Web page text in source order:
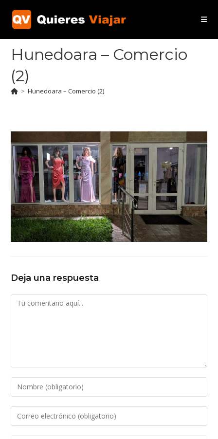
contenido
Hunedoara – Comercio
(2)
> Hunedoara – Comercio (2)
Deja una respuesta
Comentario
Introduce
tu
nombre
Introduce
tu
dirección